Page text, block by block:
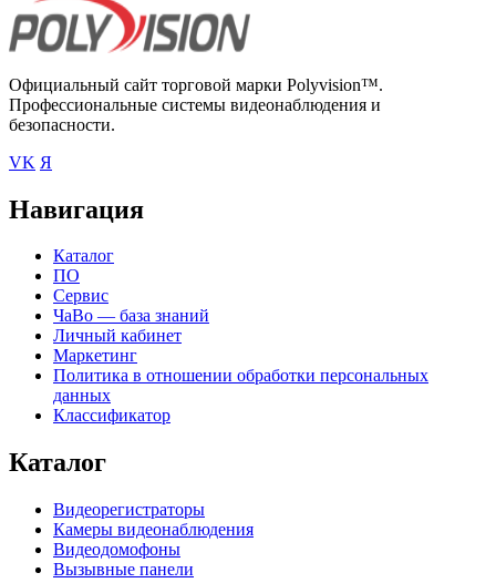
Официальный сайт торговой марки Polyvision™.
Профессиональные системы видеонаблюдения и
безопасности.
VK Я
Навигация
Каталог
ПО
Сервис
ЧаВо — база знаний
Личный кабинет
Маркетинг
Политика в отношении обработки персональных
данных
Классификатор
Каталог
Видеорегистраторы
Камеры видеонаблюдения
Видеодомофоны
Вызывные панели